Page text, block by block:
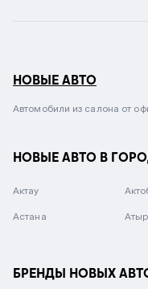
НОВЫЕ АВТО
Автомобили из салона от
НОВЫЕ АВТО В
Актау
Астана
БРЕНДЫ НОВЫХ